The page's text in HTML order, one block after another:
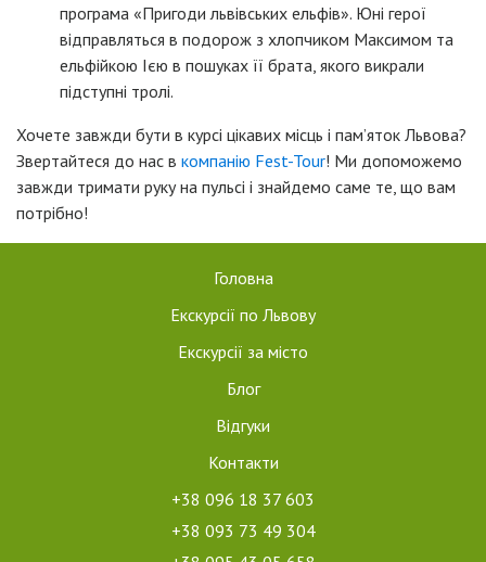
програма «Пригоди львівських ельфів». Юні герої
відправляться в подорож з хлопчиком Максимом та
ельфійкою Ією в пошуках її брата, якого викрали
підступні тролі.
Хочете завжди бути в курсі цікавих місць і пам’яток Львова?
Звертайтеся до нас в компанію Fest-Tour! Ми допоможемо
завжди тримати руку на пульсі і знайдемо саме те, що вам
потрібно!
Головна
Екскурсії по Львову
Екскурсії за місто
Блог
Відгуки
Контакти
+38 096 18 37 603
+38 093 73 49 304